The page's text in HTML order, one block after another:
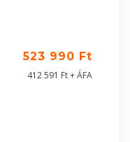
523 990 Ft
412 591 Ft + ÁFA